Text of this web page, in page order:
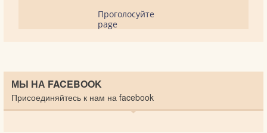
Проголосуйте
page
МЫ НА FACEBOOK
Присоединяйтесь к нам на facebook